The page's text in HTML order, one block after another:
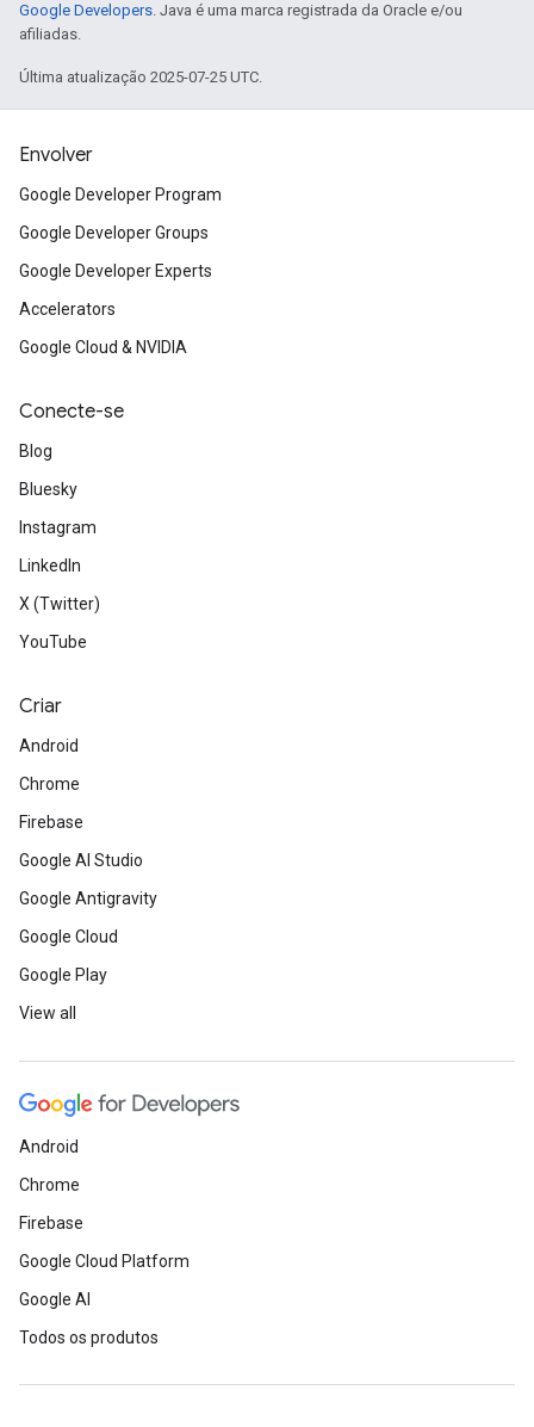
Google Developers. Java é uma marca registrada da Oracle e/ou
afiliadas.
Última atualização 2025-07-25 UTC.
Envolver
Google Developer Program
Google Developer Groups
Google Developer Experts
Accelerators
Google Cloud & NVIDIA
Conecte-se
Blog
Bluesky
Instagram
LinkedIn
X (Twitter)
YouTube
Criar
Android
Chrome
Firebase
Google AI Studio
Google Antigravity
Google Cloud
Google Play
View all
Android
Chrome
Firebase
Google Cloud Platform
Google AI
Todos os produtos